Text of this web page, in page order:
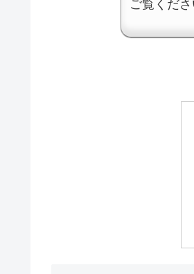
ご覧くださ